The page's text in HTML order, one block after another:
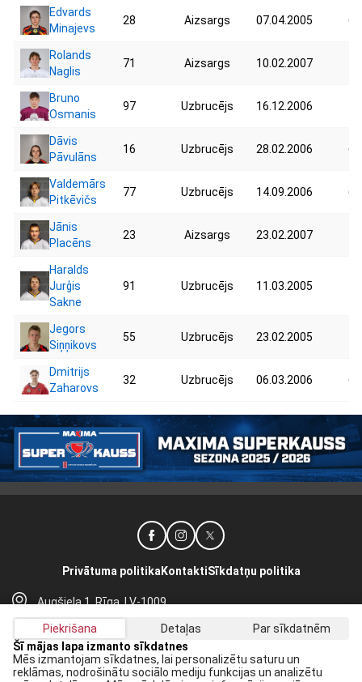
Edvards
Minajevs
28 Aizsargs 07.04.2005
Rolands
Naglis
71 Aizsargs 10.02.2007
Bruno
Osmanis
97 Uzbrucējs 16.12.2006
Dāvis
Pāvulāns
16 Uzbrucējs 28.02.2006
Valdemārs
Pitkēvičs
77 Uzbrucējs 14.09.2006
Jānis
Placēns
23 Aizsargs 23.02.2007
Haralds
Jurģis
Sakne
91 Uzbrucējs 11.03.2005
Jegors
Siņņikovs
55 Uzbrucējs 23.02.2005
Dmitrijs
Zaharovs
32 Uzbrucējs 06.03.2006
Augšiela 1, Rīga, LV-1009
lhf@lhf.lv
+371 67565614
Privātuma politika KontaktiSīkdatņu politika
Saņem jaunākās ziņas savā E-pastā:
Piekrišana Detaļas
Par sīkdatnēm
Šī mājas lapa izmanto sīkdatnes
Mēs izmantojam sīkdatnes, lai personalizētu saturu un
reklāmas, nodrošinātu sociālo mediju funkcijas un analizētu